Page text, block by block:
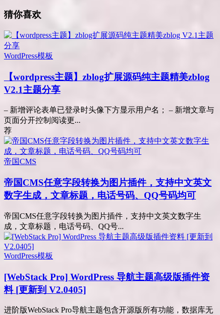
猜你喜欢
WordPress模板
【wordpress主题】zblog扩展源码纯主题精美zblog
V2.1主题分享
– 新增评论表单已登录时头像下方显示用户名； – 新增文章与
页面分开控制阅读更...
荐
帝国CMS
帝国CMS任意字段转换为图片插件，支持中文英文
数字生成，文章标题，电话号码、QQ号码均可
帝国CMS任意字段转换为图片插件，支持中文英文数字生
成，文章标题，电话号码、QQ号...
WordPress模板
[WebStack Pro] WordPress 导航主题高级版插件资
料 [更新到 V2.0405]
进阶版WebStack Pro导航主题包含开源版所有功能，数据库无